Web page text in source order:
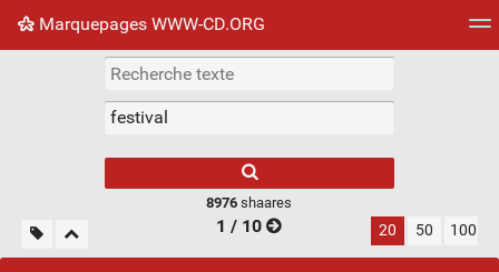
Marquepages WWW-CD.ORG
Nuage de tags Mur d'images
8976 shaares
1 / 10 20 50 100